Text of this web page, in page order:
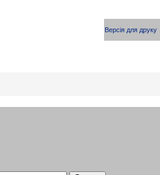
Версія для друку